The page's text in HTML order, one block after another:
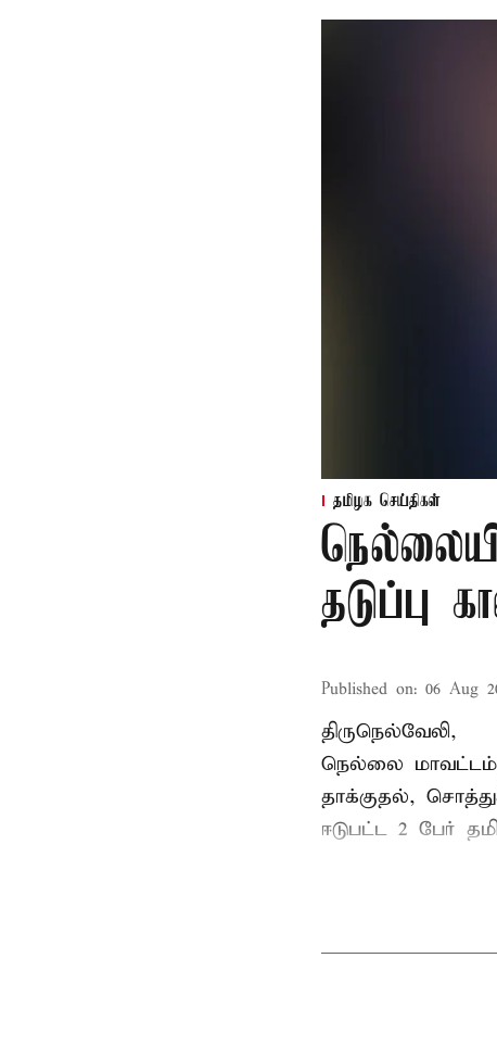
தமிழக செய்திகள்
தடுப்பு
Published on: 06 Aug
திருநெல்வேலி,
நெல்லை
தாக்குதல்,
ஈடுபட்ட 2 பேர்